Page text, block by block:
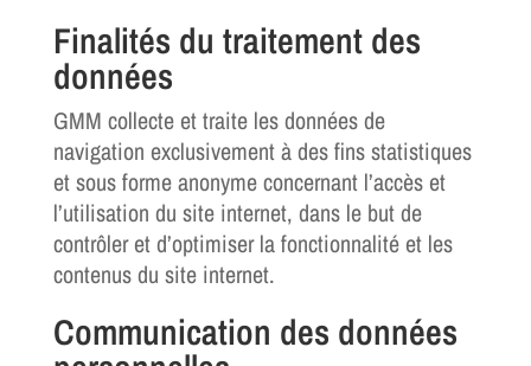
Finalités du traitement des
données
GMM collecte et traite les données de
navigation exclusivement à des fins statistiques
et sous forme anonyme concernant l’accès et
l’utilisation du site internet, dans le but de
contrôler et d’optimiser la fonctionnalité et les
contenus du site internet.
Communication des données